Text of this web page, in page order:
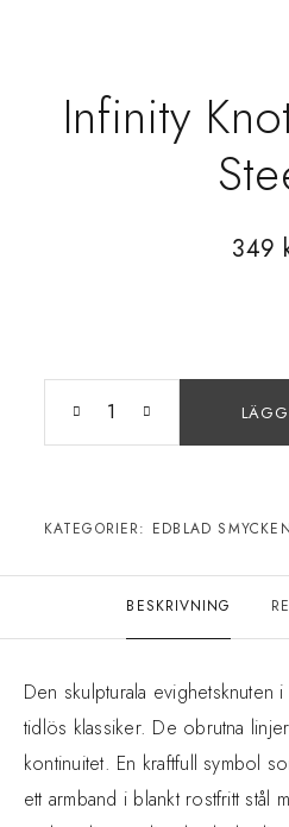
Infinity
349
KATEGORIER: EDBLAD SMYCKEN
BESKRIVNING
Den skulpturala evighetsknuten
tidlös klassiker. De obrutna
kontinuitet. En kraftfull symbol
ett armband i blankt rostfritt stål